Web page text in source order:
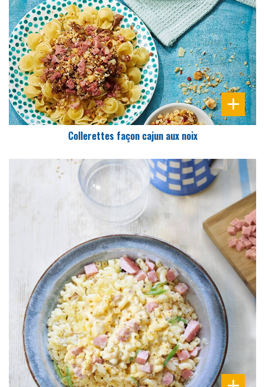
PRÉPARATION
30 Min
Collerettes façon cajun aux noix
DIFFICULTÉ
PRÉPARATION
3 Min